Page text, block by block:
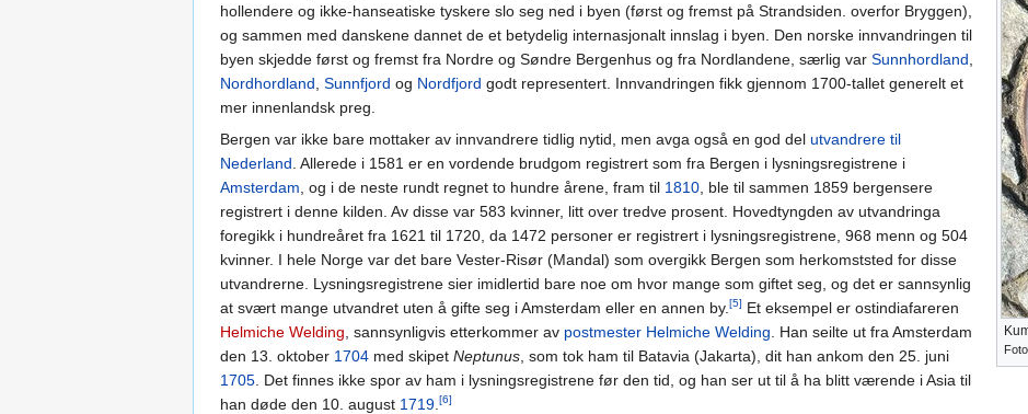
hollendere og ikke-hanseatiske tyskere slo seg ned i byen (først og fremst på Strandsiden. overfor Bryggen),
og sammen med danskene dannet de et betydelig internasjonalt innslag i byen. Den norske innvandringen til
byen skjedde først og fremst fra Nordre og Søndre Bergenhus og fra Nordlandene, særlig var Sunnhordland
Nordhordland Sunnfjord og Nordfjord godt representert. Innvandringen fikk gjennom 1700-tallet generelt et
mer innenlandsk preg.
Bergen var ikke bare mottaker av innvandrere tidlig nytid, men avga også en god del utvandrere til
Nederland . Allerede i 1581 er en vordende brudgom registrert som fra Bergen i lysningsregistrene i
Amsterdam , og i de neste rundt regnet to hundre årene, fram til 1810 , ble til sammen 1859 bergensere
registrert i denne kilden. Av disse var 583 kvinner, litt over tredve prosent. Hovedtyngden av utvandringa
foregikk i hundreåret fra 1621 til 1720, da 1472 personer er registrert i lysningsregistrene, 968 menn og 504
kvinner. I hele Norge var det bare Vester-Risør (Mandal) som overgikk Bergen som herkomststed for disse
utvandrerne. Lysningsregistrene sier imidlertid bare noe om hvor mange som giftet seg, og det er sannsynlig
at svært mange utvandret uten å gifte seg i Amsterdam eller en annen by. [5] Et eksempel er ostindiafareren
Helmiche Welding , sannsynligvis etterkommer av postmester Helmiche Welding . Han seilte ut fra Amsterdam
den 13. oktober 1704 med skipet Neptunus , som tok ham til Batavia (Jakarta), dit han ankom den 25. juni
1705 . Det finnes ikke spor av ham i lysningsregistrene før den tid, og han ser ut til å ha blitt værende i Asia til
han døde den 10. august 1719 [6]